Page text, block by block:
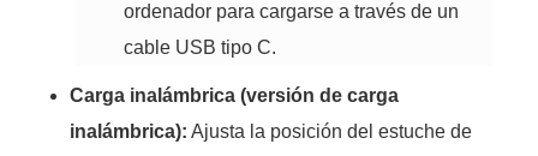
ordenador para cargarse a través de un
cable USB tipo C.
Carga inalámbrica (versión de carga
inalámbrica): Ajusta la posición del estuche de